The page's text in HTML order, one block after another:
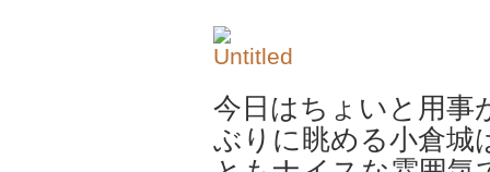
今日はちょいと用事
ぶりに眺める小倉城